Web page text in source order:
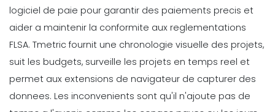
logiciel de paie pour garantir des paiements precis et
aider a maintenir la conformite aux reglementations
FLSA. Tmetric fournit une chronologie visuelle des projets,
suit les budgets, surveille les projets en temps reel et
permet aux extensions de navigateur de capturer des
donnees. Les inconvenients sont qu'il n'ajoute pas de